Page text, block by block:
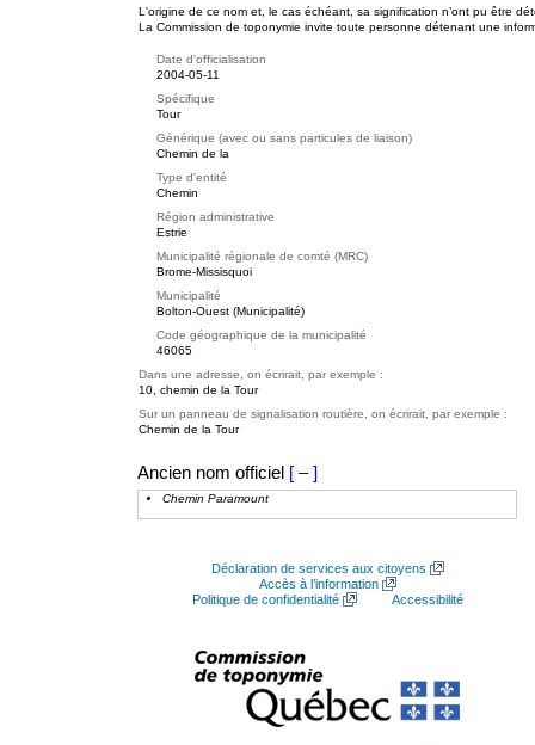
L'origine de ce nom et, le cas échéant, sa signification n’ont pu être
La Commission de toponymie invite toute personne détenant une
Date d'officialisation
2004-05-11
Spécifique
Tour
Générique (avec ou sans particules de liaison)
Chemin de la
Type d'entité
Chemin
Région administrative
Estrie
Municipalité régionale de comté (MRC)
Brome-Missisquoi
Municipalité
Bolton-Ouest (Municipalité)
Code géographique de la municipalité
46065
Dans une adresse, on écrirait, par exemple :
10, chemin de la Tour
Sur un panneau de signalisation routière, on écrirait, par exemple :
Chemin de la Tour
Ancien nom officiel [ – ]
Chemin Paramount
Déclaration de services aux citoyens
Accès à l’information
Politique de confidentialité
Accessibilité